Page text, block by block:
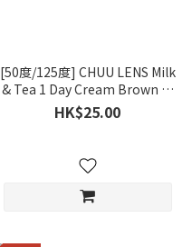
[50度/125度] CHUU LENS Milk
& Tea 1 Day Cream Brown 奶
油棕｜日抛彩妆隐形眼镜｜每
盒2片
HK$25.00